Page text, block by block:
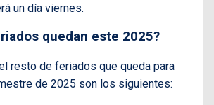
un día viernes.
quedan este 2025?
resto de feriados que queda para
de 2025 son los siguientes: